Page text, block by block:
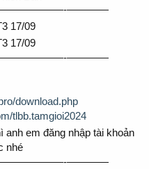
————
17/09
17/09
————
download.php
tlbb.tamgioi2024
anh em đăng nhập tài khoản
nhé
————